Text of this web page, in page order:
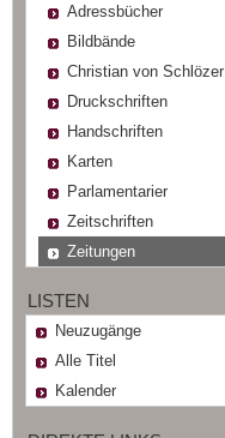
Adressbücher
Bildbände
Christian von Schlözer
Druckschriften
Handschriften
Karten
Parlamentarier
Zeitschriften
Zeitungen
LISTEN
Neuzugänge
Alle Titel
Kalender